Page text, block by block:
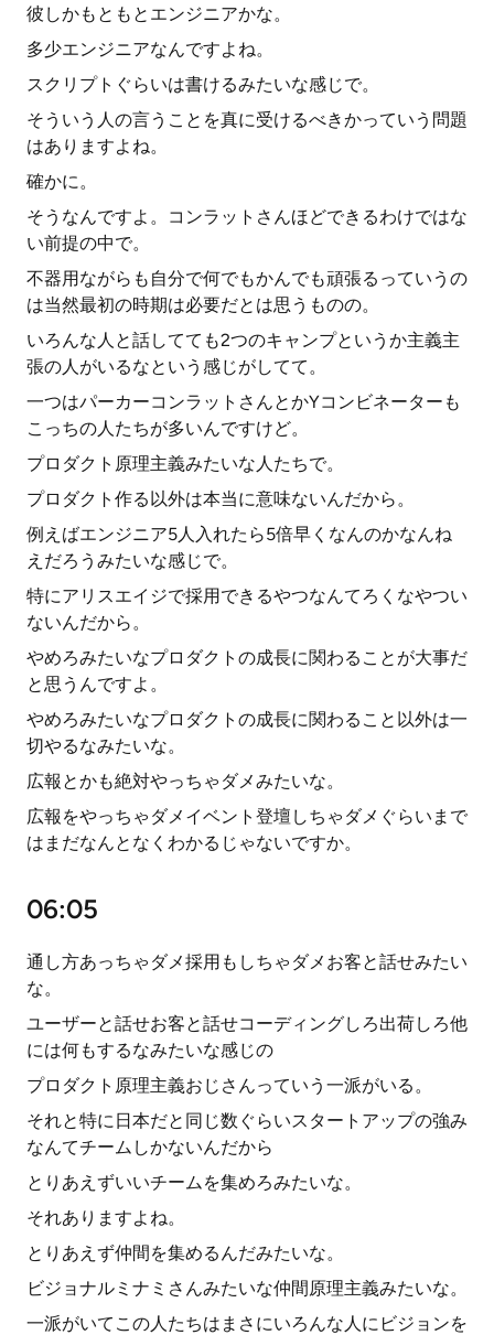
彼しかもともとエンジニアかな。
多少エンジニアなんですよね。
スクリプトぐらいは書けるみたいな感じで。
そういう人の言うことを真に受けるべきかっていう問題
はありますよね。
確かに。
そうなんですよ。コンラットさんほどできるわけではな
い前提の中で。
不器用ながらも自分で何でもかんでも頑張るっていうの
は当然最初の時期は必要だとは思うものの。
いろんな人と話してても2つのキャンプというか主義主
張の人がいるなという感じがしてて。
一つはパーカーコンラットさんとかYコンビネーターも
こっちの人たちが多いんですけど。
プロダクト原理主義みたいな人たちで。
プロダクト作る以外は本当に意味ないんだから。
例えばエンジニア5人入れたら5倍早くなんのかなんね
えだろうみたいな感じで。
特にアリスエイジで採用できるやつなんてろくなやつい
ないんだから。
やめろみたいなプロダクトの成長に関わることが大事だ
と思うんですよ。
やめろみたいなプロダクトの成長に関わること以外は一
切やるなみたいな。
広報とかも絶対やっちゃダメみたいな。
広報をやっちゃダメイベント登壇しちゃダメぐらいまで
はまだなんとなくわかるじゃないですか。
06:05
通し方あっちゃダメ採用もしちゃダメお客と話せみたい
な。
ユーザーと話せお客と話せコーディングしろ出荷しろ他
には何もするなみたいな感じの
プロダクト原理主義おじさんっていう一派がいる。
それと特に日本だと同じ数ぐらいスタートアップの強み
なんてチームしかないんだから
とりあえずいいチームを集めろみたいな。
それありますよね。
とりあえず仲間を集めるんだみたいな。
ビジョナルミナミさんみたいな仲間原理主義みたいな。
一派がいてこの人たちはまさにいろんな人にビジョンを